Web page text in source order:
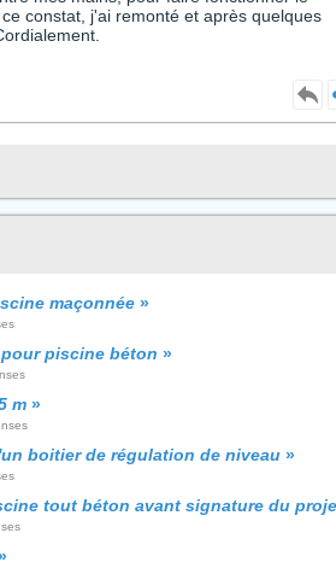
constat, j'ai remonté et après quelques
maçonnée »
piscine béton »
m »
boitier de régulation de niveau »
tout béton avant signature du